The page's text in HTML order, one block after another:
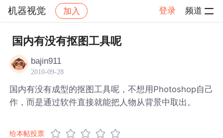
机器视觉 加入 登录 频道
社区 机器视觉 帖子详情
国内有没有抠图工具呢
bajin911
2010-09-28
国内有没有成型的抠图工具呢，不想用Photoshop自己
作，而是通过软件直接就能把人物从背景中取出。
给本帖投票